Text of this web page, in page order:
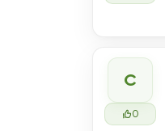
C
0